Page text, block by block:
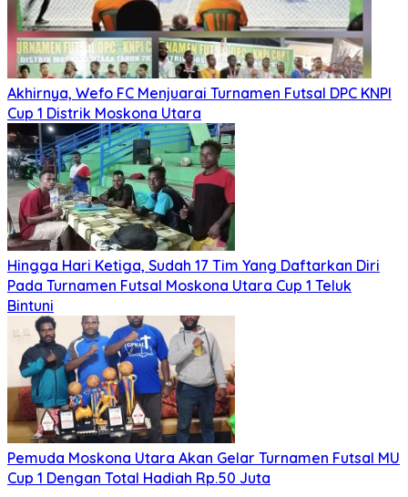
Akhirnya, Wefo FC Menjuarai Turnamen Futsal DPC KNPI
Cup 1 Distrik Moskona Utara
Hingga Hari Ketiga, Sudah 17 Tim Yang Daftarkan Diri
Pada Turnamen Futsal Moskona Utara Cup 1 Teluk
Bintuni
Pemuda Moskona Utara Akan Gelar Turnamen Futsal MU
Cup 1 Dengan Total Hadiah Rp.50 Juta